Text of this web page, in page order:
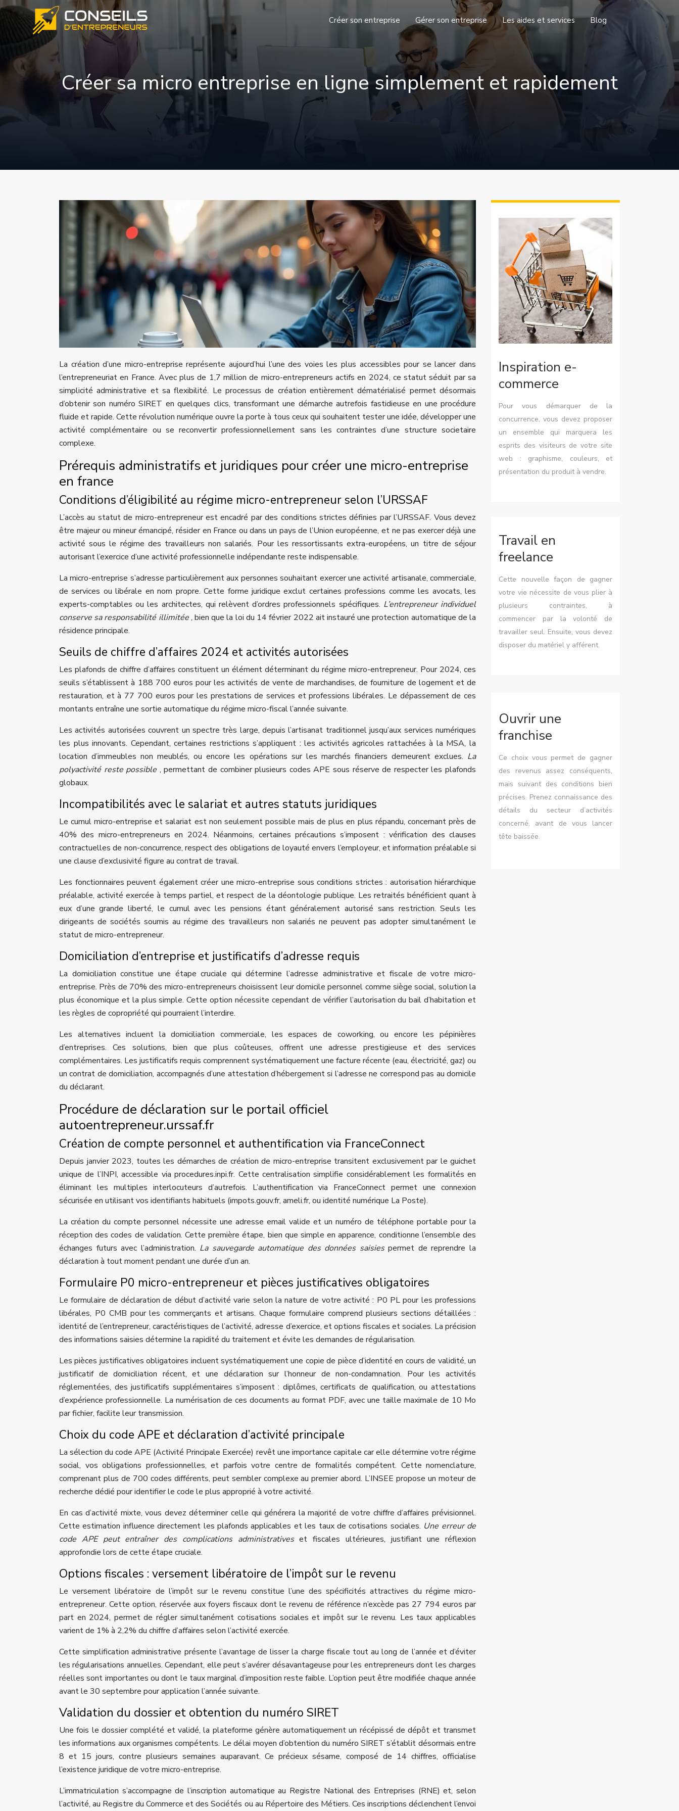
Créer son entreprise Gérer son entreprise Les aides et services Blog
Créer sa micro entreprise en ligne simplement et rapidement
La création d’une micro-entreprise représente aujourd’hui l’une des voies les plus accessibles pour se lancer dans
l’entrepreneuriat en France. Avec plus de 1,7 million de micro-entrepreneurs actifs en 2024, ce statut séduit par sa
simplicité administrative et sa flexibilité. Le processus de création entièrement dématérialisé permet désormais
d’obtenir son numéro SIRET en quelques clics, transformant une démarche autrefois fastidieuse en une procédure
fluide et rapide. Cette révolution numérique ouvre la porte à tous ceux qui souhaitent tester une idée, développer une
activité complémentaire ou se reconvertir professionnellement sans les contraintes d’une structure societaire
complexe.
Prérequis administratifs et juridiques pour créer une micro-entreprise
en france
Conditions d’éligibilité au régime micro-entrepreneur selon l’URSSAF
L’accès au statut de micro-entrepreneur est encadré par des conditions strictes définies par l’URSSAF. Vous devez
être majeur ou mineur émancipé, résider en France ou dans un pays de l’Union européenne, et ne pas exercer déjà une
activité sous le régime des travailleurs non salariés. Pour les ressortissants extra-européens, un titre de séjour
autorisant l’exercice d’une activité professionnelle indépendante reste indispensable.
La micro-entreprise s’adresse particulièrement aux personnes souhaitant exercer une activité artisanale, commerciale,
de services ou libérale en nom propre. Cette forme juridique exclut certaines professions comme les avocats, les
experts-comptables ou les architectes, qui relèvent d’ordres professionnels spécifiques. L’entrepreneur individuel
conserve sa responsabilité illimitée, bien que la loi du 14 février 2022 ait instauré une protection automatique de la
résidence principale.
Seuils de chiffre d’affaires 2024 et activités autorisées
Les plafonds de chiffre d’affaires constituent un élément déterminant du régime micro-entrepreneur. Pour 2024, ces
seuils s’établissent à 188 700 euros pour les activités de vente de marchandises, de fourniture de logement et de
restauration, et à 77 700 euros pour les prestations de services et professions libérales. Le dépassement de ces
montants entraîne une sortie automatique du régime micro-fiscal l’année suivante.
Les activités autorisées couvrent un spectre très large, depuis l’artisanat traditionnel jusqu’aux services numériques
les plus innovants. Cependant, certaines restrictions s’appliquent : les activités agricoles rattachées à la MSA, la
location d’immeubles non meublés, ou encore les opérations sur les marchés financiers demeurent exclues. La
polyactivité reste possible , permettant de combiner plusieurs codes APE sous réserve de respecter les plafonds
globaux.
Incompatibilités avec le salariat et autres statuts juridiques
Le cumul micro-entreprise et salariat est non seulement possible mais de plus en plus répandu, concernant près de
40% des micro-entrepreneurs en 2024. Néanmoins, certaines précautions s’imposent : vérification des clauses
contractuelles de non-concurrence, respect des obligations de loyauté envers l’employeur, et information préalable si
une clause d’exclusivité figure au contrat de travail.
Les fonctionnaires peuvent également créer une micro-entreprise sous conditions strictes : autorisation hiérarchique
préalable, activité exercée à temps partiel, et respect de la déontologie publique. Les retraités bénéficient quant à
eux d’une grande liberté, le cumul avec les pensions étant généralement autorisé sans restriction. Seuls les
dirigeants de sociétés soumis au régime des travailleurs non salariés ne peuvent pas adopter simultanément le
statut de micro-entrepreneur.
Domiciliation d’entreprise et justificatifs d’adresse requis
La domiciliation constitue une étape cruciale qui détermine l’adresse administrative et fiscale de votre micro-
entreprise. Près de 70% des micro-entrepreneurs choisissent leur domicile personnel comme siège social, solution la
plus économique et la plus simple. Cette option nécessite cependant de vérifier l’autorisation du bail d’habitation et
les règles de copropriété qui pourraient l’interdire.
Les alternatives incluent la domiciliation commerciale, les espaces de coworking, ou encore les pépinières
d’entreprises. Ces solutions, bien que plus coûteuses, offrent une adresse prestigieuse et des services
complémentaires. Les justificatifs requis comprennent systématiquement une facture récente (eau, électricité, gaz) ou
un contrat de domiciliation, accompagnés d’une attestation d’hébergement si l’adresse ne correspond pas au domicile
du déclarant.
Procédure de déclaration sur le portail officiel
autoentrepreneur.urssaf.fr
Création de compte personnel et authentification via FranceConnect
Depuis janvier 2023, toutes les démarches de création de micro-entreprise transitent exclusivement par le guichet
unique de l’INPI, accessible via procedures.inpi.fr. Cette centralisation simplifie considérablement les formalités en
éliminant les multiples interlocuteurs d’autrefois. L’authentification via FranceConnect permet une connexion
sécurisée en utilisant vos identifiants habituels (impots.gouv.fr, ameli.fr, ou identité numérique La Poste).
La création du compte personnel nécessite une adresse email valide et un numéro de téléphone portable pour la
réception des codes de validation. Cette première étape, bien que simple en apparence, conditionne l’ensemble des
échanges futurs avec l’administration. La sauvegarde automatique des données saisiespermet de reprendre la
déclaration à tout moment pendant une durée d’un an.
Formulaire P0 micro-entrepreneur et pièces justificatives obligatoires
Le formulaire de déclaration de début d’activité varie selon la nature de votre activité : P0 PL pour les professions
libérales, P0 CMB pour les commerçants et artisans. Chaque formulaire comprend plusieurs sections détaillées :
identité de l’entrepreneur, caractéristiques de l’activité, adresse d’exercice, et options fiscales et sociales. La précision
des informations saisies détermine la rapidité du traitement et évite les demandes de régularisation.
Les pièces justificatives obligatoires incluent systématiquement une copie de pièce d’identité en cours de validité, un
justificatif de domiciliation récent, et une déclaration sur l’honneur de non-condamnation. Pour les activités
réglementées, des justificatifs supplémentaires s’imposent : diplômes, certificats de qualification, ou attestations
d’expérience professionnelle. La numérisation de ces documents au format PDF, avec une taille maximale de 10 Mo
par fichier, facilite leur transmission.
Choix du code APE et déclaration d’activité principale
La sélection du code APE (Activité Principale Exercée) revêt une importance capitale car elle détermine votre régime
social, vos obligations professionnelles, et parfois votre centre de formalités compétent. Cette nomenclature,
comprenant plus de 700 codes différents, peut sembler complexe au premier abord. L’INSEE propose un moteur de
recherche dédié pour identifier le code le plus approprié à votre activité.
En cas d’activité mixte, vous devez déterminer celle qui générera la majorité de votre chiffre d’affaires prévisionnel.
Cette estimation influence directement les plafonds applicables et les taux de cotisations sociales. Une erreur de
code APE peut entraîner des complications administrativeset fiscales ultérieures, justifiant une réflexion
approfondie lors de cette étape cruciale.
Options fiscales : versement libératoire de l’impôt sur le revenu
Le versement libératoire de l’impôt sur le revenu constitue l’une des spécificités attractives du régime micro-
entrepreneur. Cette option, réservée aux foyers fiscaux dont le revenu de référence n’excède pas 27 794 euros par
part en 2024, permet de régler simultanément cotisations sociales et impôt sur le revenu. Les taux applicables
varient de 1% à 2,2% du chiffre d’affaires selon l’activité exercée.
Cette simplification administrative présente l’avantage de lisser la charge fiscale tout au long de l’année et d’éviter
les régularisations annuelles. Cependant, elle peut s’avérer désavantageuse pour les entrepreneurs dont les charges
réelles sont importantes ou dont le taux marginal d’imposition reste faible. L’option peut être modifiée chaque année
avant le 30 septembre pour application l’année suivante.
Validation du dossier et obtention du numéro SIRET
Une fois le dossier complété et validé, la plateforme génère automatiquement un récépissé de dépôt et transmet
les informations aux organismes compétents. Le délai moyen d’obtention du numéro SIRET s’établit désormais entre
8 et 15 jours, contre plusieurs semaines auparavant. Ce précieux sésame, composé de 14 chiffres, officialise
l’existence juridique de votre micro-entreprise.
L’immatriculation s’accompagne de l’inscription automatique au Registre National des Entreprises (RNE) et, selon
l’activité, au Registre du Commerce et des Sociétés ou au Répertoire des Métiers. Ces inscriptions déclenchent l’envoi
Inspiration e-
commerce
Pour vous démarquer de la
concurrence, vous devez proposer
un ensemble qui marquera les
esprits des visiteurs de votre site
web : graphisme, couleurs, et
présentation du produit à vendre.
Travail en
freelance
Cette nouvelle façon de gagner
votre vie nécessite de vous plier à
plusieurs contraintes, à
commencer par la volonté de
travailler seul. Ensuite, vous devez
disposer du matériel y afférent.
Ouvrir une
franchise
Ce choix vous permet de gagner
des revenus assez conséquents,
mais suivant des conditions bien
précises. Prenez connaissance des
détails du secteur d’activités
concerné, avant de vous lancer
tête baissée.